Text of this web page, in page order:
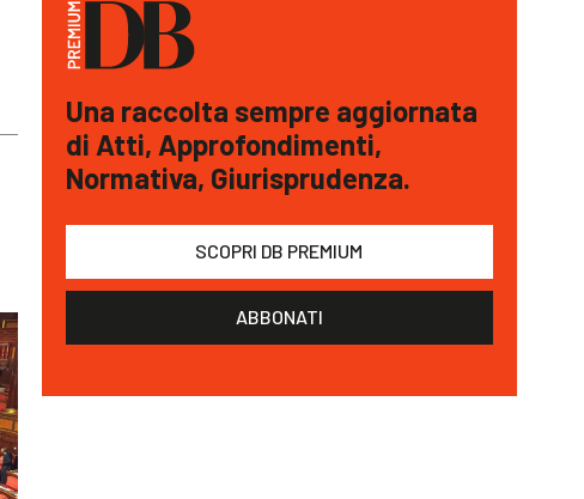
Una raccolta sempre aggiornata
di Atti, Approfondimenti,
Normativa, Giurisprudenza.
SCOPRI DB PREMIUM
ABBONATI